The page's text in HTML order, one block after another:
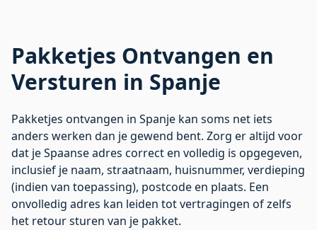
Pakketjes Ontvangen en
Versturen in Spanje
Pakketjes ontvangen in Spanje kan soms net iets
anders werken dan je gewend bent. Zorg er altijd voor
dat je Spaanse adres correct en volledig is opgegeven,
inclusief je naam, straatnaam, huisnummer, verdieping
(indien van toepassing), postcode en plaats. Een
onvolledig adres kan leiden tot vertragingen of zelfs
het retour sturen van je pakket.